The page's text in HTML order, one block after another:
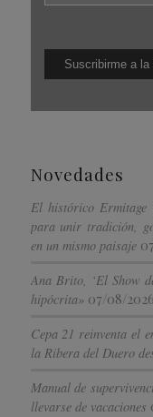
Novedades
El histórico Ermitage
para unir tradición,
en un mismo paisaje
Ana Brito, ‘El Show
hipócrita» 07/08/2026
Cepa 21 reinventa el
la Ribera del Duero
Manual de
llevarse de vacaciones